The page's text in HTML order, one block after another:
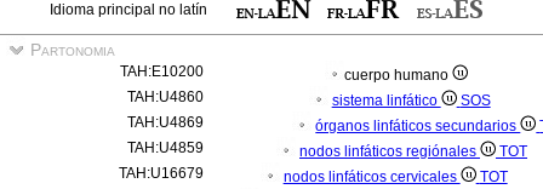
Idioma principal no latín
Partonomia
TAH:E10200
cuerpo humano
TAH:U4860
sistema linfático
SOS
TAH:U4869
órganos linfáticos secundarios
TAH:U4859
nodos linfáticos regiónales
TOT
TAH:U16679
nodos linfáticos cervicales
TOT